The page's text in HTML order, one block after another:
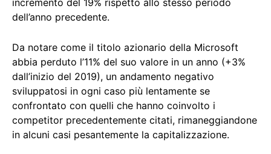
incremento del 19% rispetto allo stesso periodo
dell’anno precedente.
Da notare come il titolo azionario della Microsoft
abbia perduto l’11% del suo valore in un anno (+3%
dall’inizio del 2019), un andamento negativo
sviluppatosi in ogni caso più lentamente se
confrontato con quelli che hanno coinvolto i
competitor precedentemente citati, rimaneggiandone
in alcuni casi pesantemente la capitalizzazione.